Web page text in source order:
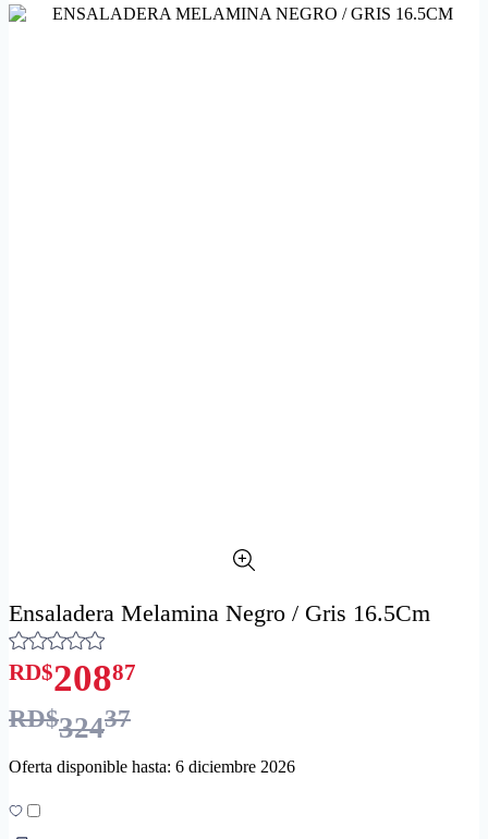
Ensaladera Melamina Negro / Gris 16.5Cm
RD$20887
RD$32437
Oferta disponible hasta: 6 diciembre 2026